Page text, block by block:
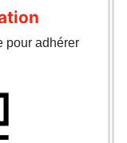
pour adhérer